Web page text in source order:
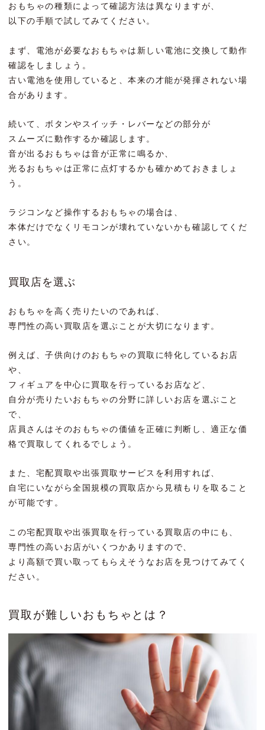
おもちゃの種類によって確認方法は異なりますが、
以下の手順で試してみてください。
まず、電池が必要なおもちゃは新しい電池に交換して動作
確認をしましょう。
古い電池を使用していると、本来の才能が発揮されない場
合があります。
続いて、ボタンやスイッチ・レバーなどの部分が
スムーズに動作するか確認します。
音が出るおもちゃは音が正常に鳴るか、
光るおもちゃは正常に点灯するかも確かめておきましょ
う。
ラジコンなど操作するおもちゃの場合は、
本体だけでなくリモコンが壊れていないかも確認してくだ
さい。
買取店を選ぶ
おもちゃを高く売りたいのであれば、
専門性の高い買取店を選ぶことが大切になります。
例えば、子供向けのおもちゃの買取に特化しているお店
や、
フィギュアを中心に買取を行っているお店など、
自分が売りたいおもちゃの分野に詳しいお店を選ぶこと
で、
店員さんはそのおもちゃの価値を正確に判断し、適正な価
格で買取してくれるでしょう。
また、宅配買取や出張買取サービスを利用すれば、
自宅にいながら全国規模の買取店から見積もりを取ること
が可能です。
この宅配買取や出張買取を行っている買取店の中にも、
専門性の高いお店がいくつかありますので、
より高額で買い取ってもらえそうなお店を見つけてみてく
ださい。
買取が難しいおもちゃとは？